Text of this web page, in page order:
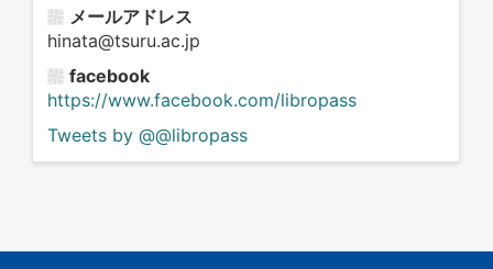
メールアドレス
hinata@tsuru.ac.jp
facebook
https://www.facebook.com/libropass
Tweets by @@libropass